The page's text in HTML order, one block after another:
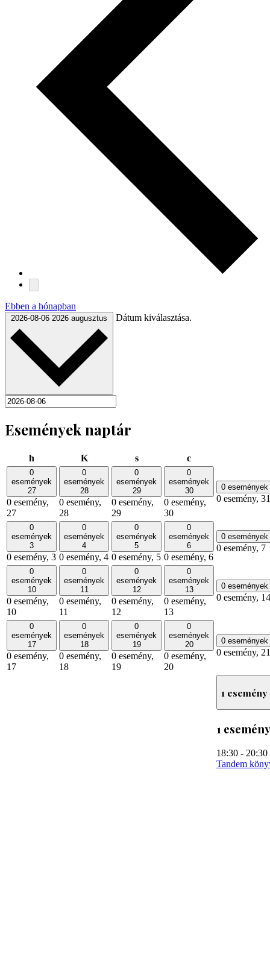
Ebben a hónapban
2026-08-06 2026 augusztus Dátum kiválasztása.
Események naptár
h Kkedd sszerda ccsütörtök
0
események
27
0 esemény,
27
0
események
28
0 esemény,
28
0
események
29
0 esemény,
29
0
események
30
0 esemény,
30
0 események
0 esemény, 31
0
események
3
0 esemény, 3
0
események
4
0 esemény, 4
0
események
5
0 esemény, 5
0
események
6
0 esemény, 6
0 események
0 esemény, 7
0
események
10
0 esemény,
10
0
események
11
0 esemény,
11
0
események
12
0 esemény,
12
0
események
13
0 esemény,
13
0 események
0 esemény, 14
0
események
17
0 esemény,
17
0
események
18
0 esemény,
18
0
események
19
0 esemény,
19
0
események
20
0 esemény,
20
0 események
0 esemény, 21
1 esemény
1
18:30 - 20:30
Tandem